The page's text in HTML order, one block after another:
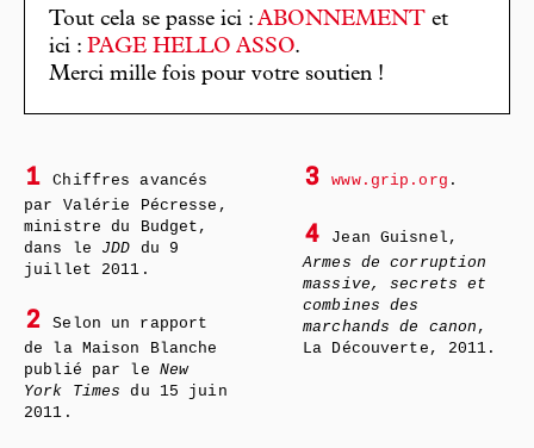
Tout cela se passe ici : ABONNEMENT et
ici : PAGE HELLO ASSO.
Merci mille fois pour votre soutien !
1
Chiffres avancés
par Valérie Pécresse,
ministre du Budget,
dans le JDD du 9
juillet 2011.
2
Selon un rapport
de la Maison Blanche
publié par le New
York Times du 15 juin
2011.
3 www.grip.org .
4
Jean Guisnel,
Armes de corruption
massive, secrets et
combines des
marchands de canon ,
La Découverte, 2011.